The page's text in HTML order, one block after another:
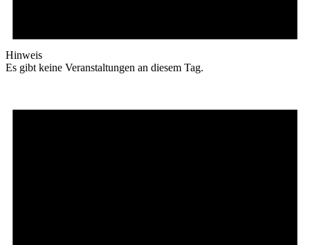
Hinweis
Es gibt keine Veranstaltungen an diesem Tag.